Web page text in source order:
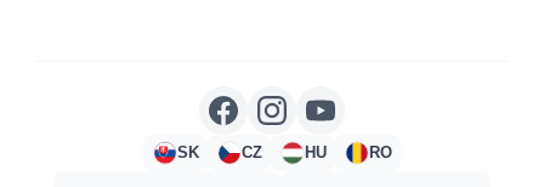
SK CZ HU RO